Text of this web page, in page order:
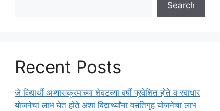
Search
Recent Posts
जे विद्यार्थी अभ्यासक्रमाच्या शेवटच्या वर्षी प्रवेशित होते व स्वाधार
योजनेचा लाभ घेत होते अशा विद्यार्थ्यांना वसतिगृह योजनेचा लाभ